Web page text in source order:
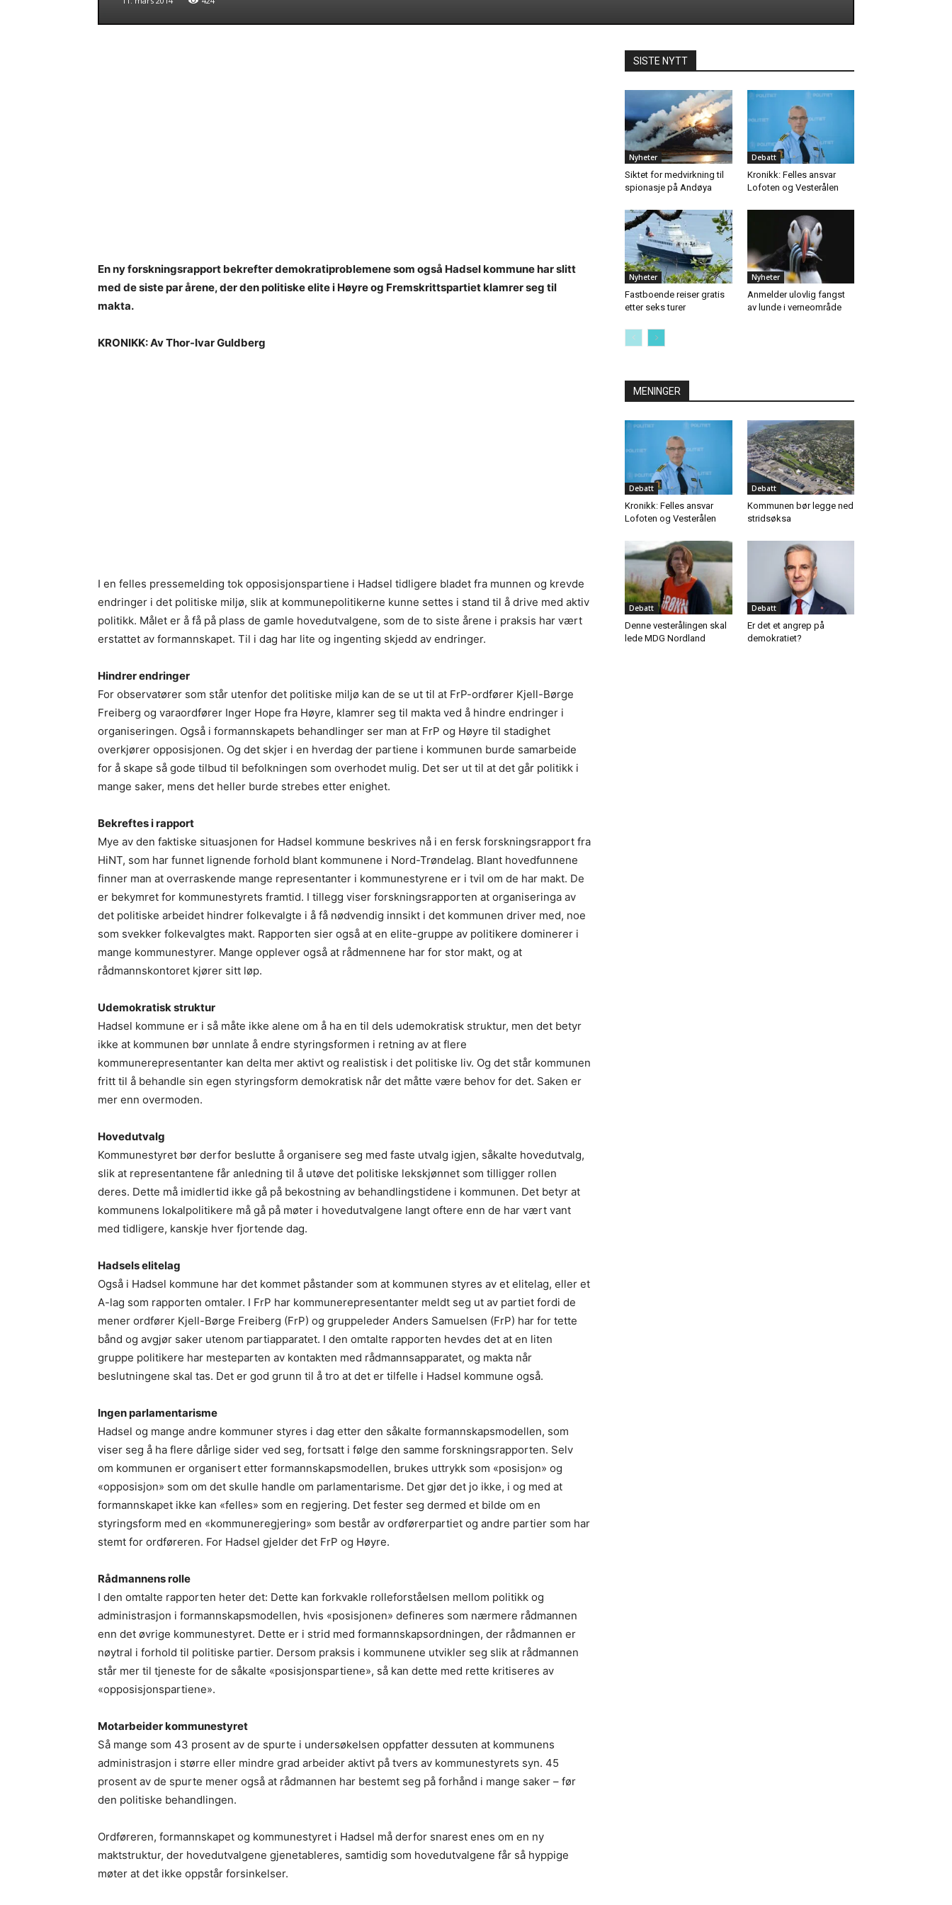
En ny forskningsrapport bekrefter demokratiproblemene som også Hadsel kommune har slitt
med de siste par årene, der den politiske elite i Høyre og Fremskrittspartiet klamrer seg til
makta.
KRONIKK: Av Thor-Ivar Guldberg
I en felles pressemelding tok opposisjonspartiene i Hadsel tidligere bladet fra munnen og krevde
endringer i det politiske miljø, slik at kommunepolitikerne kunne settes i stand til å drive med aktiv
politikk. Målet er å få på plass de gamle hovedutvalgene, som de to siste årene i praksis har vært
erstattet av formannskapet. Til i dag har lite og ingenting skjedd av endringer.
Hindrer endringer
For observatører som står utenfor det politiske miljø kan de se ut til at FrP-ordfører Kjell-Børge
Freiberg og varaordfører Inger Hope fra Høyre, klamrer seg til makta ved å hindre endringer i
organiseringen. Også i formannskapets behandlinger ser man at FrP og Høyre til stadighet
overkjører opposisjonen. Og det skjer i en hverdag der partiene i kommunen burde samarbeide
for å skape så gode tilbud til befolkningen som overhodet mulig. Det ser ut til at det går politikk i
mange saker, mens det heller burde strebes etter enighet.
Bekreftes i rapport
Mye av den faktiske situasjonen for Hadsel kommune beskrives nå i en fersk forskningsrapport fra
HiNT, som har funnet lignende forhold blant kommunene i Nord-Trøndelag. Blant hovedfunnene
finner man at overraskende mange representanter i kommunestyrene er i tvil om de har makt. De
er bekymret for kommunestyrets framtid. I tillegg viser forskningsrapporten at organiseringa av
det politiske arbeidet hindrer folkevalgte i å få nødvendig innsikt i det kommunen driver med, noe
som svekker folkevalgtes makt. Rapporten sier også at en elite-gruppe av politikere dominerer i
mange kommunestyrer. Mange opplever også at rådmennene har for stor makt, og at
rådmannskontoret kjører sitt løp.
Udemokratisk struktur
Hadsel kommune er i så måte ikke alene om å ha en til dels udemokratisk struktur, men det betyr
ikke at kommunen bør unnlate å endre styringsformen i retning av at flere
kommunerepresentanter kan delta mer aktivt og realistisk i det politiske liv. Og det står kommunen
fritt til å behandle sin egen styringsform demokratisk når det måtte være behov for det. Saken er
mer enn overmoden.
Hovedutvalg
Kommunestyret bør derfor beslutte å organisere seg med faste utvalg igjen, såkalte hovedutvalg,
slik at representantene får anledning til å utøve det politiske lekskjønnet som tilligger rollen
deres. Dette må imidlertid ikke gå på bekostning av behandlingstidene i kommunen. Det betyr at
kommunens lokalpolitikere må gå på møter i hovedutvalgene langt oftere enn de har vært vant
med tidligere, kanskje hver fjortende dag.
Hadsels elitelag
Også i Hadsel kommune har det kommet påstander som at kommunen styres av et elitelag, eller et
A-lag som rapporten omtaler. I FrP har kommunerepresentanter meldt seg ut av partiet fordi de
mener ordfører Kjell-Børge Freiberg (FrP) og gruppeleder Anders Samuelsen (FrP) har for tette
bånd og avgjør saker utenom partiapparatet. I den omtalte rapporten hevdes det at en liten
gruppe politikere har mesteparten av kontakten med rådmannsapparatet, og makta når
beslutningene skal tas. Det er god grunn til å tro at det er tilfelle i Hadsel kommune også.
Ingen parlamentarisme
Hadsel og mange andre kommuner styres i dag etter den såkalte formannskapsmodellen, som
viser seg å ha flere dårlige sider ved seg, fortsatt i følge den samme forskningsrapporten. Selv
om kommunen er organisert etter formannskapsmodellen, brukes uttrykk som «posisjon» og
«opposisjon» som om det skulle handle om parlamentarisme. Det gjør det jo ikke, i og med at
formannskapet ikke kan «felles» som en regjering. Det fester seg dermed et bilde om en
styringsform med en «kommuneregjering» som består av ordførerpartiet og andre partier som har
stemt for ordføreren. For Hadsel gjelder det FrP og Høyre.
Rådmannens rolle
I den omtalte rapporten heter det: Dette kan forkvakle rolleforståelsen mellom politikk og
administrasjon i formannskapsmodellen, hvis «posisjonen» defineres som nærmere rådmannen
enn det øvrige kommunestyret. Dette er i strid med formannskapsordningen, der rådmannen er
nøytral i forhold til politiske partier. Dersom praksis i kommunene utvikler seg slik at rådmannen
står mer til tjeneste for de såkalte «posisjonspartiene», så kan dette med rette kritiseres av
«opposisjonspartiene».
Motarbeider kommunestyret
Så mange som 43 prosent av de spurte i undersøkelsen oppfatter dessuten at kommunens
administrasjon i større eller mindre grad arbeider aktivt på tvers av kommunestyrets syn. 45
prosent av de spurte mener også at rådmannen har bestemt seg på forhånd i mange saker – før
den politiske behandlingen.
Ordføreren, formannskapet og kommunestyret i Hadsel må derfor snarest enes om en ny
maktstruktur, der hovedutvalgene gjenetableres, samtidig som hovedutvalgene får så hyppige
møter at det ikke oppstår forsinkelser.
SISTE NYTT
Nyheter
Siktet for medvirkning til
spionasje på Andøya
Debatt
Kronikk: Felles ansvar
Lofoten og Vesterålen
Nyheter
Fastboende reiser gratis
etter seks turer
Nyheter
Anmelder ulovlig fangst
av lunde i verneområde
MENINGER
Debatt
Kronikk: Felles ansvar
Lofoten og Vesterålen
Debatt
Kommunen bør legge ned
stridsøksa
Debatt
Denne vesterålingen skal
lede MDG Nordland
Debatt
Er det et angrep på
demokratiet?